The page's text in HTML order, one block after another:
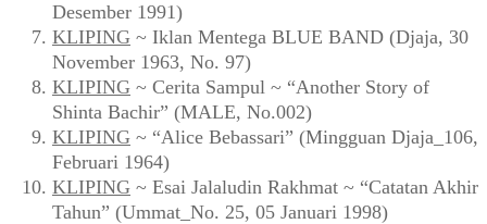
Desember 1991)
KLIPING ~ Iklan Mentega BLUE BAND (Djaja, 30
November 1963, No. 97)
KLIPING ~ Cerita Sampul ~ “Another Story of
Shinta Bachir” (MALE, No.002)
KLIPING ~ “Alice Bebassari” (Mingguan Djaja_106,
Februari 1964)
KLIPING ~ Esai Jalaludin Rakhmat ~ “Catatan Akhir
Tahun” (Ummat_No. 25, 05 Januari 1998)